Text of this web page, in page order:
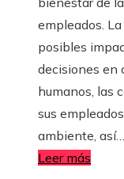
empleados.
posibles
decisiones en
humanos, las
sus
ambiente, así…
Leer más